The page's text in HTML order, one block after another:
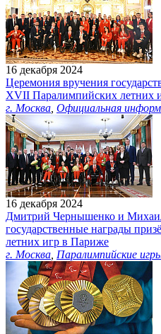
16 декабря 2024
Церемония вручения
ХVII Паралимпийских летних
г. Москва Официальная
16 декабря 2024
Дмитрий Чернышенко и
государственные награды
летних игр в Париже
г. Москва Паралимпийские